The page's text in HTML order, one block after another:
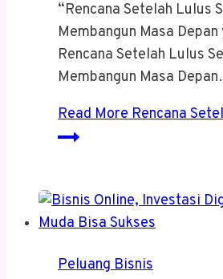
“Rencana Setelah Lulus
Membangun Masa Depan
Rencana Setelah Lulus
Membangun Masa
Read MoreRencana
Peluang Bisnis